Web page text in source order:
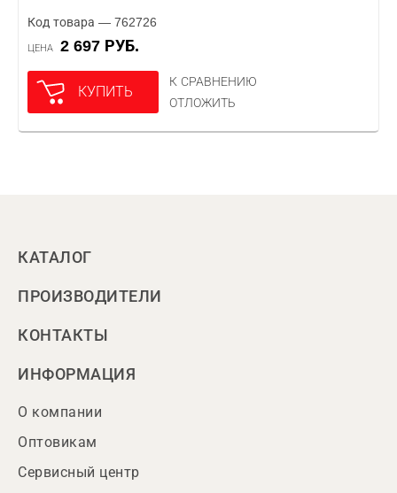
Код товара — 762726
ЦЕНА 2 697 РУБ.
КУПИТЬ
К СРАВНЕНИЮ
ОТЛОЖИТЬ
КАТАЛОГ
ПРОИЗВОДИТЕЛИ
КОНТАКТЫ
ИНФОРМАЦИЯ
О компании
Оптовикам
Сервисный центр